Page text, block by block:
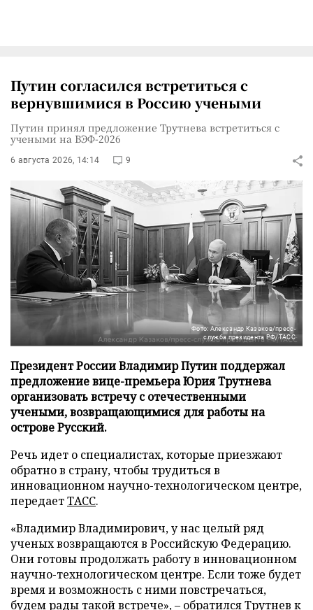
Путин согласился встретиться с
вернувшимися в Россию учеными
Путин принял предложение Трутнева встретиться с
учеными на ВЭФ-2026
6 августа 2026, 14:14 9
Фото: Александр Казаков/пресс-
служба президента РФ/ТАСС
Президент России Владимир Путин поддержал
предложение вице-премьера Юрия Трутнева
организовать встречу с отечественными
учеными, возвращающимися для работы на
острове Русский.
Речь идет о специалистах, которые приезжают
обратно в страну, чтобы трудиться в
инновационном научно-технологическом центре,
передаетТАСС.
«Владимир Владимирович, у нас целый ряд
ученых возвращаются в Российскую Федерацию.
Они готовы продолжать работу в инновационном
научно-технологическом центре. Если тоже будет
время и возможность с ними повстречаться,
будем рады такой встрече», – обратился Трутнев к